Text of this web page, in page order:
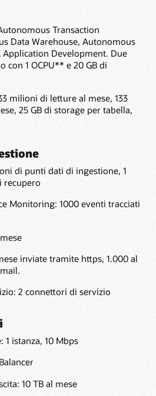
Transaction
Data Warehouse, Autonomous
Application Development. Due
con 1 OCPU** e 20 GB di
milioni di letture al mese, 133
25 GB di storage per tabella,
di punti dati di ingestione, 1
recupero
Monitoring: 1000 eventi tracciati
inviate tramite https, 1.000 al
2 connettori di servizio
1 istanza, 10 Mbps
10 TB al mese